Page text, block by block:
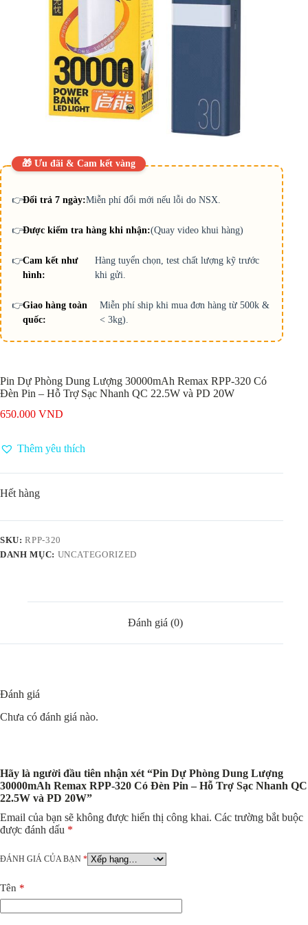
🎁 Ưu đãi & Cam kết vàng
👉Đổi trả 7 ngày:Miễn phí đổi mới nếu lỗi do NSX.
👉Được kiểm tra hàng khi nhận:(Quay video khui hàng)
👉Cam kết như
hình:
Hàng tuyển chọn, test chất lượng kỹ trước
khi gửi.
👉Giao hàng toàn
quốc:
Miễn phí ship khi mua đơn hàng từ 500k &
< 3kg).
Pin Dự Phòng Dung Lượng 30000mAh Remax RPP-320 Có
Đèn Pin – Hỗ Trợ Sạc Nhanh QC 22.5W và PD 20W
650.000 VND
Thêm yêu thích
Hết hàng
SKU:RPP-320
DANH MỤC: UNCATEGORIZED
Đánh giá (0)
Đánh giá
Chưa có đánh giá nào.
Hãy là người đầu tiên nhận xét “Pin Dự Phòng Dung Lượng
30000mAh Remax RPP-320 Có Đèn Pin – Hỗ Trợ Sạc Nhanh QC
22.5W và PD 20W”
Email của bạn sẽ không được hiển thị công khai. Các trường bắt buộc
được đánh dấu *
ĐÁNH GIÁ CỦA BẠN *
Tên *